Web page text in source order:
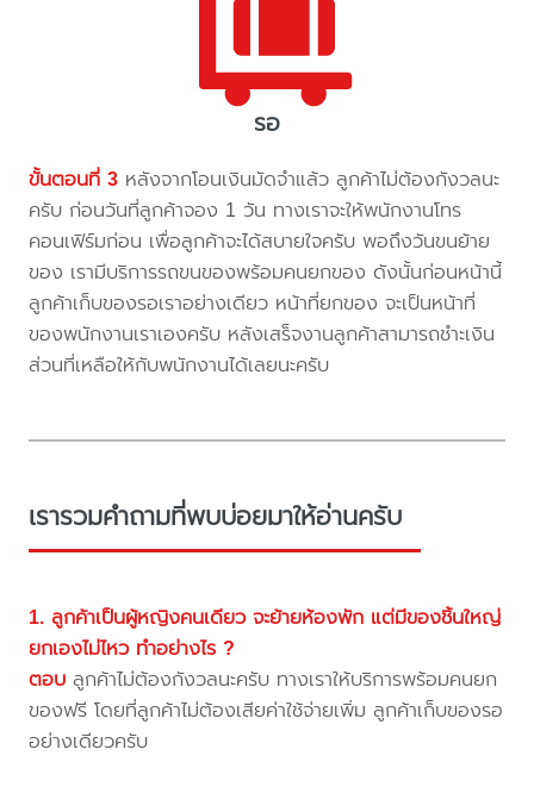
รอ
ขั้นตอนที่ 3 หลังจากโอนเงินมัดจำแล้ว ลูกค้าไม่ต้องกังวลนะ
ครับ ก่อนวันที่ลูกค้าจอง 1 วัน ทางเราจะให้พนักงานโทร
คอนเฟิร์มก่อน เพื่อลูกค้าจะได้สบายใจครับ พอถึงวันขนย้าย
ของ เรามีบริการรถขนของพร้อมคนยกของ ดังนั้นก่อนหน้านี้
ลูกค้าเก็บของรอเราอย่างเดียว หน้าที่ยกของ จะเป็นหน้าที่
ของพนักงานเราเองครับ หลังเสร็จงานลูกค้าสามารถชำะเงิน
ส่วนที่เหลือให้กับพนักงานได้เลยนะครับ
เรารวมคำถามที่พบบ่อยมาให้อ่านครับ
1. ลูกค้าเป็นผู้หญิงคนเดียว จะย้ายห้องพัก แต่มีของชิ้นใหญ่
ยกเองไม่ไหว ทำอย่างไร ?
ตอบ ลูกค้าไม่ต้องกังวลนะครับ ทางเราให้บริการพร้อมคนยก
ของฟรี โดยที่ลูกค้าไม่ต้องเสียค่าใช้จ่ายเพิ่ม ลูกค้าเก็บของรอ
อย่างเดียวครับ